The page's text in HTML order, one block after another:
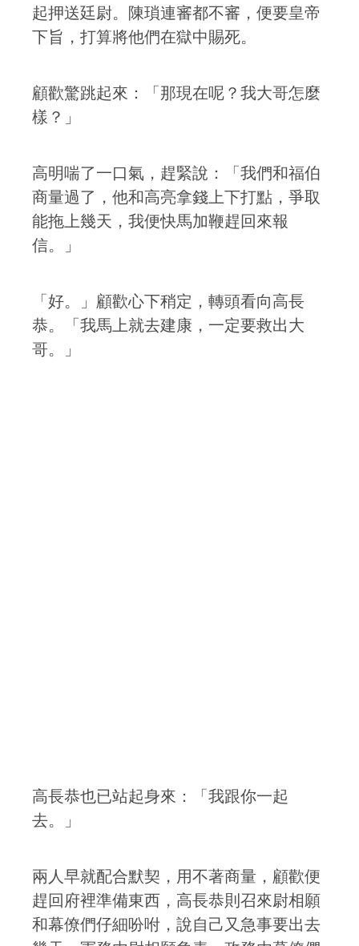
起押送廷尉。陳瑣連審都不審，便要皇帝
下旨，打算將他們在獄中賜死。
顧歡驚跳起來：「那現在呢？我大哥怎麼
樣？」
高明喘了一口氣，趕緊說：「我們和福伯
商量過了，他和高亮拿錢上下打點，爭取
能拖上幾天，我便快馬加鞭趕回來報
信。」
「好。」顧歡心下稍定，轉頭看向高長
恭。「我馬上就去建康，一定要救出大
哥。」
高長恭也已站起身來：「我跟你一起
去。」
兩人早就配合默契，用不著商量，顧歡便
趕回府裡準備東西，高長恭則召來尉相願
和幕僚們仔細吩咐，說自己又急事要出去